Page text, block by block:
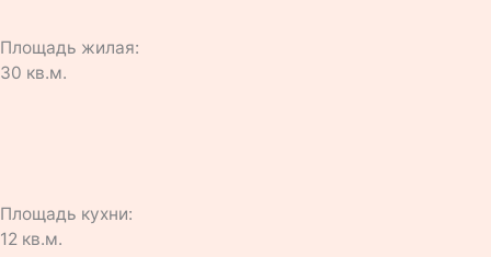
Площадь жилая:
30 кв.м.
Площадь кухни:
12 кв.м.